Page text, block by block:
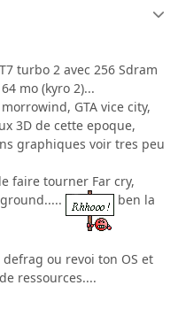
turbo 2 avec 256 Sdram
mo (kyro 2)...
GTA vice city,
3D de cette epoque,
graphiques voir tres peu
faire tourner Far cry,
ben la
ou revoi ton OS et
ressources....